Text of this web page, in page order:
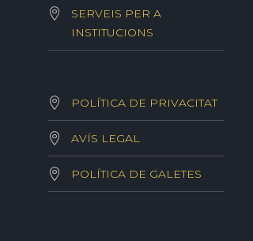
SERVEIS PER A
INSTITUCIONS
POLÍTICA DE PRIVACITAT
AVÍS LEGAL
POLÍTICA DE GALETES